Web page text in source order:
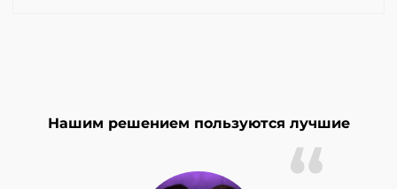
Нашим решением пользуются лучшие